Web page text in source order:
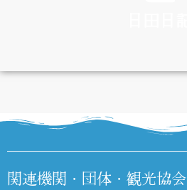
関連機関・団体・観光協会